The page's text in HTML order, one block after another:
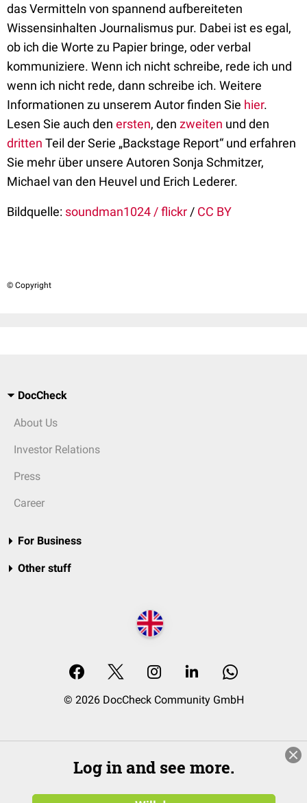
das Vermitteln von spannend aufbereiteten
Wissensinhalten Journalismus pur. Dabei ist es egal,
ob ich die Worte zu Papier bringe, oder verbal
kommuniziere. Wenn ich nicht schreibe, rede ich und
wenn ich nicht rede, dann schreibe ich. Weitere
Informationen zu unserem Autor finden Sie hier.
Lesen Sie auch den ersten, den zweiten und den
dritten Teil der Serie „Backstage Report“ und erfahren
Sie mehr über unsere Autoren Sonja Schmitzer,
Michael van den Heuvel und Erich Lederer.
Bildquelle: soundman1024 / flickr / CC BY
© Copyright
DocCheck
About Us
Investor Relations
Press
Career
For Business
Other stuff
© 2026 DocCheck Community GmbH
Log in and see more.